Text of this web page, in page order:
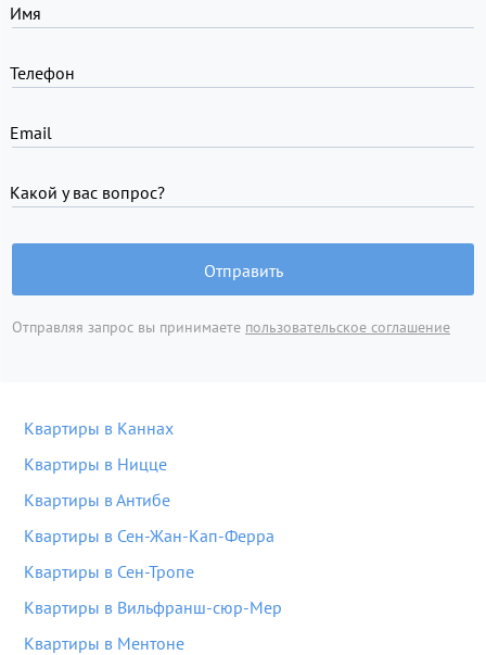
Имя
Телефон
Email
Какой у вас вопрос?
Отправить
Отправляя запрос вы принимаете пользовательское соглашение
Квартиры в Каннах
Квартиры в Ницце
Квартиры в Антибе
Квартиры в Сен-Жан-Кап-Ферра
Квартиры в Сен-Тропе
Квартиры в Вильфранш-сюр-Мер
Квартиры в Ментоне